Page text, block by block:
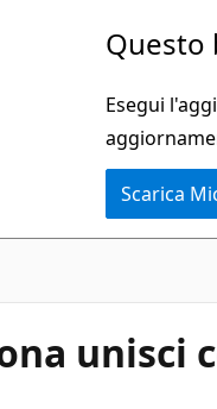
Questo
Esegui
Scarica
unisci